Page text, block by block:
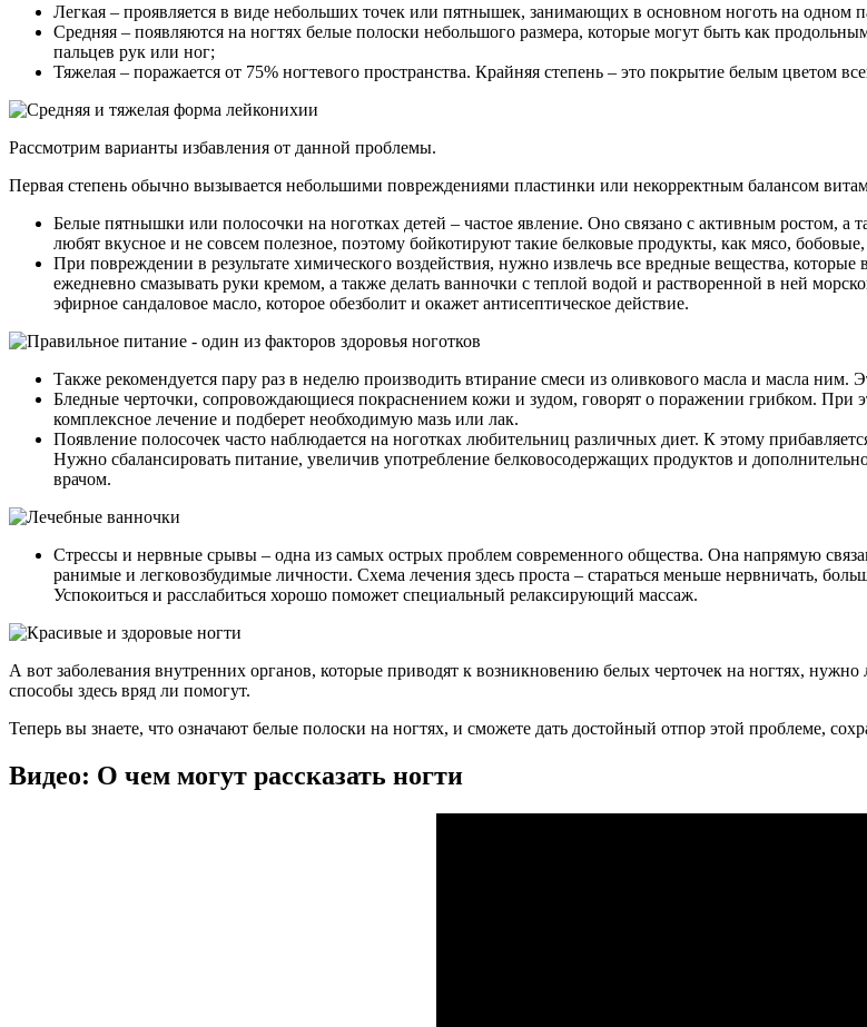
Легкая – проявляется в виде небольших точек или пятнышек, занимающих в основном ноготь на одном
Средняя – появляются на ногтях белые полоски небольшого размера, которые могут быть как
пальцев рук или ног;
Тяжелая – поражается от 75% ногтевого пространства. Крайняя степень – это покрытие белым цветом
Рассмотрим варианты избавления от данной проблемы.
Первая степень обычно вызывается небольшими повреждениями пластинки или некорректным балансом
Белые пятнышки или полосочки на ноготках детей – частое явление. Оно связано с активным ростом, а
любят вкусное и не совсем полезное, поэтому бойкотируют такие белковые продукты, как мясо,
При повреждении в результате химического воздействия, нужно извлечь все вредные вещества,
ежедневно смазывать руки кремом, а также делать ванночки с теплой водой и растворенной в ней
эфирное сандаловое масло, которое обезболит и окажет антисептическое действие.
Также рекомендуется пару раз в неделю производить втирание смеси из оливкового масла и масла ним.
Бледные черточки, сопровождающиеся покраснением кожи и зудом, говорят о поражении грибком. При
комплексное лечение и подберет необходимую мазь или лак.
Появление полосочек часто наблюдается на ноготках любительниц различных диет. К этому
Нужно сбалансировать питание, увеличив употребление белковосодержащих продуктов и
врачом.
Стрессы и нервные срывы – одна из самых острых проблем современного общества. Она напрямую
ранимые и легковозбудимые личности. Схема лечения здесь проста – стараться меньше нервничать,
Успокоиться и расслабиться хорошо поможет специальный релаксирующий массаж.
А вот заболевания внутренних органов, которые приводят к возникновению белых черточек на ногтях,
способы здесь вряд ли помогут.
Теперь вы знаете, что означают белые полоски на ногтях, и сможете дать достойный отпор этой проблеме,
Видео: О чем могут рассказать ногти